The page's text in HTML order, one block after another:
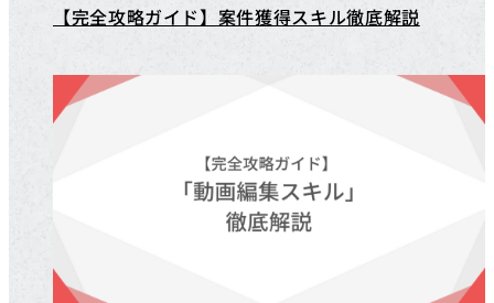
【完全攻略ガイド】案件獲得スキル徹底解説